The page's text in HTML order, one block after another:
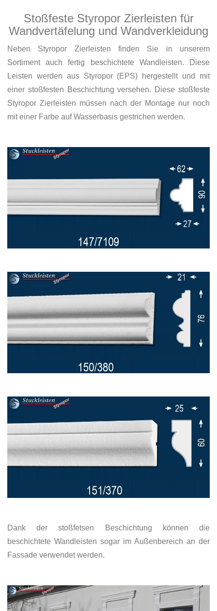
Stoßfeste Styropor Zierleisten für
Wandvertäfelung und Wandverkleidung
Neben Styropor Zierleisten finden Sie in unserem
Sortiment auch fertig beschichtete Wandleisten. Diese
Leisten werden aus Styropor (EPS) hergestellt und mit
einer stoßfesten Beschichtung versehen. Diese stoßfeste
Styropor Zierleisten müssen nach der Montage nur noch
mit einer Farbe auf Wasserbasis gestrichen werden.
Dank der stoßfetsen Beschichtung können die
beschichtete Wandleisten sogar im Außenbereich an der
Fassade verwendet werden.